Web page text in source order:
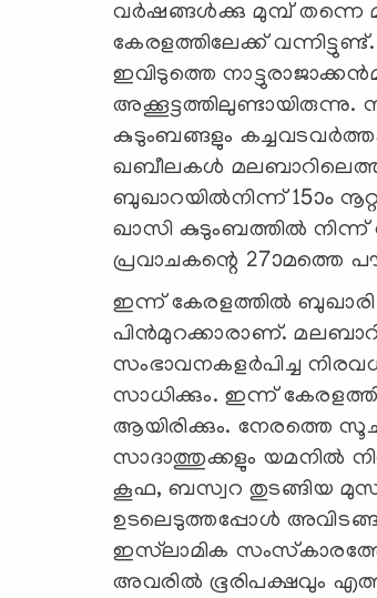
വര്‍ഷങ്ങള്‍ക്കു മുമ്പ് തന്നെ
കേരളത്തിലേക്ക്
ഇവിടുത്തെ
കുടുംബങ്ങളും
ഖബീലകള്‍
ബുഖാറയില്‍നിന്ന് 15ാം
ഖാസി കുടുംബത്തില്‍ നിന്ന്
പ്രവാചകന്റെ 27ാമത്തെ
ഇന്ന് കേരളത്തില്‍
പിന്‍മുറക്കാരാണ്.
സംഭാവനകളര്‍പിച്ച
സാധിക്കും. ഇന്ന്
ആയിരിക്കും. നേരത്തെ
സാദാത്തുക്കളും യമനില്‍
കൂഫ, ബസ്വറ തുടങ്ങിയ
ഉടലെടുത്തപ്പോള്‍
ഇസ്‌ലാമിക
അവരില്‍ ഭൂരിപക്ഷവും